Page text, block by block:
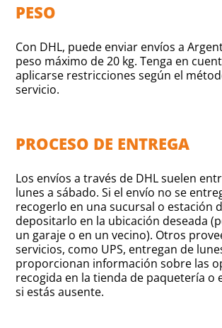
PESO
Con DHL, puede enviar envíos a
peso máximo de 20 kg. Tenga en
aplicarse restricciones según el
servicio.
PROCESO DE ENTREGA
Los envíos a través de DHL suelen
lunes a sábado. Si el envío no se
recogerlo en una sucursal o estación
depositarlo en la ubicación deseada
un garaje o en un vecino). Otros
servicios, como UPS, entregan de
proporcionan información sobre las
recogida en la tienda de paquetería o
si estás ausente.